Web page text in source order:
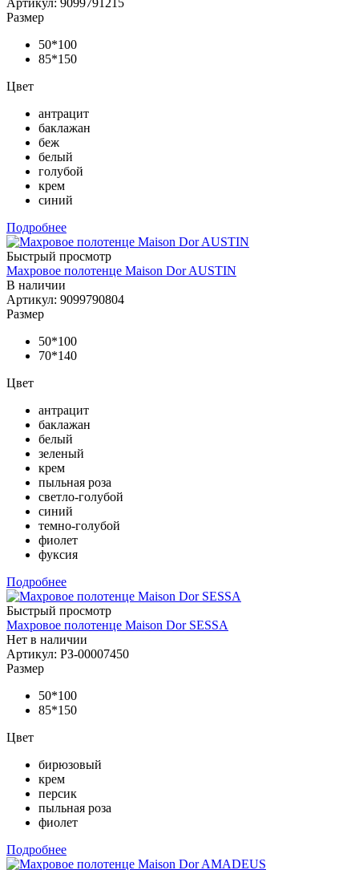
Размер
50*100
85*150
Цвет
антрацит
баклажан
беж
белый
голубой
крем
синий
Подробнее
Быстрый просмотр
Махровое полотенце Maison Dor AUSTIN
В наличии
Артикул: 9099790804
Размер
50*100
70*140
Цвет
антрацит
баклажан
белый
зеленый
крем
пыльная роза
светло-голубой
синий
темно-голубой
фиолет
фуксия
Подробнее
Быстрый просмотр
Махровое полотенце Maison Dor SESSA
Нет в наличии
Артикул: РЗ-00007450
Размер
50*100
85*150
Цвет
бирюзовый
крем
персик
пыльная роза
фиолет
Подробнее